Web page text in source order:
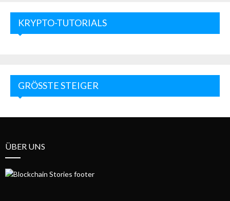
KRYPTO-TUTORIALS
GRÖSSTE STEIGER
ÜBER UNS